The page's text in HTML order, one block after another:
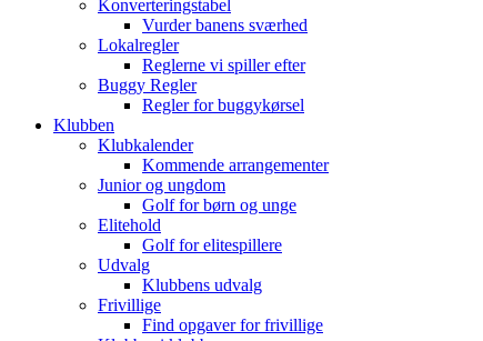
Konverteringstabel
Vurder banens sværhed
Lokalregler
Reglerne vi spiller efter
Buggy Regler
Regler for buggykørsel
Klubben
Klubkalender
Kommende arrangementer
Junior og ungdom
Golf for børn og unge
Elitehold
Golf for elitespillere
Udvalg
Klubbens udvalg
Frivillige
Find opgaver for frivillige